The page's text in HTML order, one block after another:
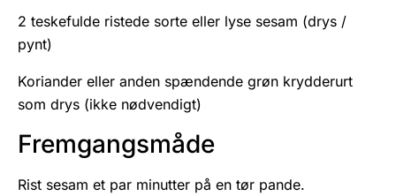
2 teskefulde ristede sorte eller lyse sesam (drys /
pynt)
Koriander eller anden spændende grøn krydderurt
som drys (ikke nødvendigt)
Fremgangsmåde
Rist sesam et par minutter på en tør pande.